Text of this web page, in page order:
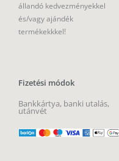
állandó kedvezményekkel
és/vagy ajándék
termékekkkel!
Fizetési módok
Bankkártya, banki utalás,
utánvét